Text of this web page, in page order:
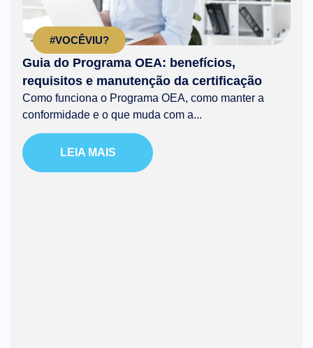
#VOCÊVIU?
Guia do Programa OEA: benefícios,
requisitos e manutenção da certificação
Como funciona o Programa OEA, como manter a
conformidade e o que muda com a...
LEIA MAIS